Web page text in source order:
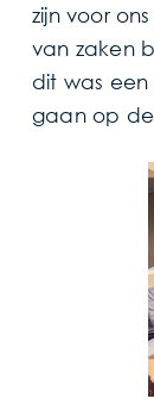
zijn voor
van zaken
dit was een
gaan op